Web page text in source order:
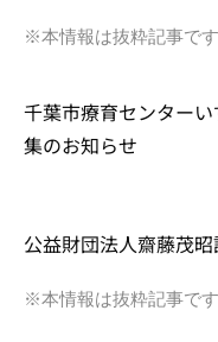
※本情報は抜粋記事で
千葉市療育センター
集のお知らせ
公益財団法人齋藤茂
※本情報は抜粋記事で